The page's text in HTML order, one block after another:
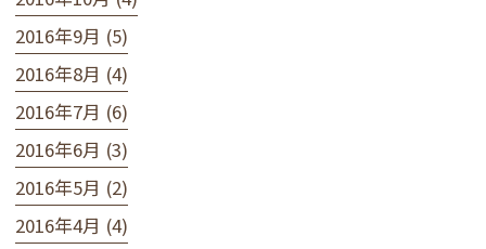
2016年9月 (5)
2016年8月 (4)
2016年7月 (6)
2016年6月 (3)
2016年5月 (2)
2016年4月 (4)